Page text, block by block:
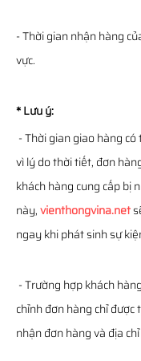
- Thời gian nhận hàng
vực.
* Lưu ý:
- Thời gian giao hàng
vì lý do thời tiết, đơn
khách hàng cung cấp bị
này,vienthongvina.net
ngay khi phát sinh sự
- Trường hợp khách
chỉnh đơn hàng chỉ
nhận đơn hàng và địa